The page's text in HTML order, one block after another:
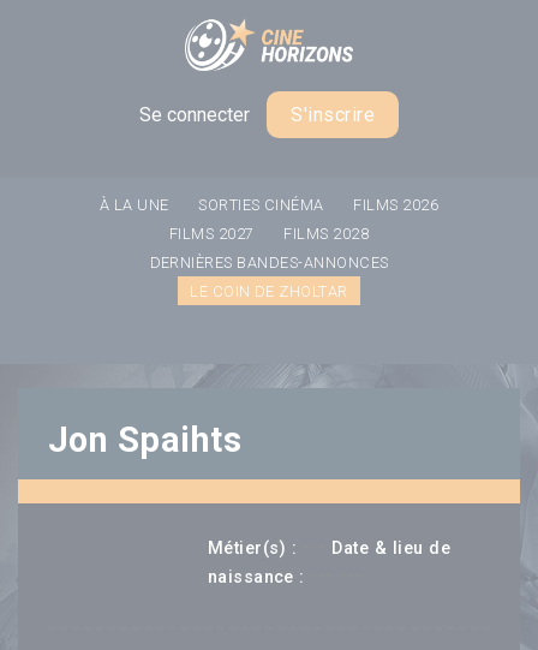
Se connecter S'inscrire
À LA UNE SORTIES CINÉMA
FILMS 2026
FILMS 2027
FILMS 2028
DERNIÈRES BANDES-ANNONCES
LE COIN DE ZHOLTAR
Jon Spaihts
Métier(s) :
Date & lieu de
naissance :
Panneau de gestion des cookies